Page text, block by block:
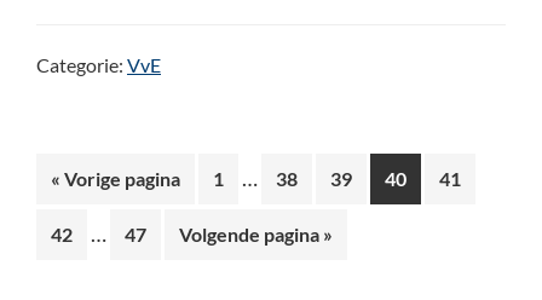
Categorie: VvE
« Ga
Vorige pagina Pagina
1
Interim
zijn
… Pagina
38 Pagina
39 Pagina
40 Pagina
41
Pagina
42
Interim
… Pagina
47
Ga
Volgende pagina »